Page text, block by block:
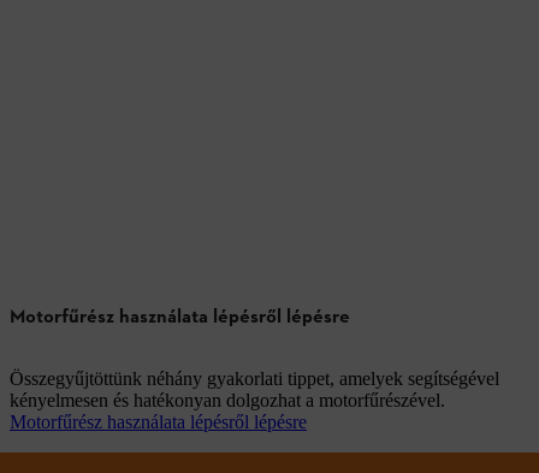
Motorfűrész használata lépésről lépésre
Összegyűjtöttünk néhány gyakorlati tippet, amelyek segítségével
kényelmesen és hatékonyan dolgozhat a motorfűrészével.
Motorfűrész használata lépésről lépésre